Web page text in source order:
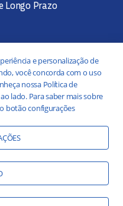
Longo Prazo
Social
e personalização de
você concorda com o uso
nossa Política de
lado. Para saber mais sobre
botão configurações